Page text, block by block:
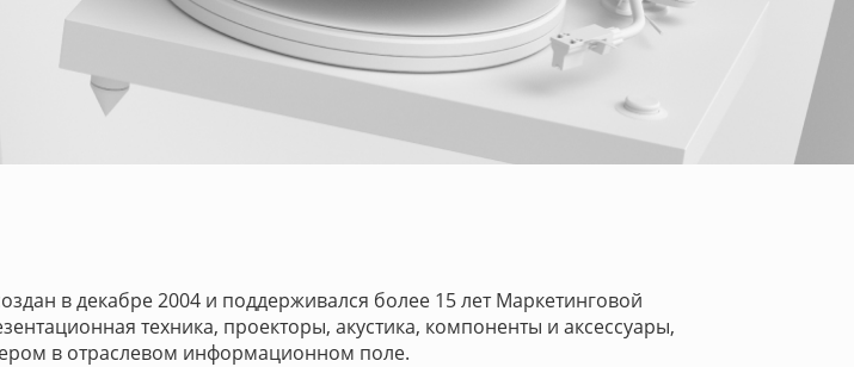
в декабре 2004 и поддерживался более 15 лет Маркетинговой
техника, проекторы, акустика, компоненты и аксессуары,
в отраслевом информационном поле.